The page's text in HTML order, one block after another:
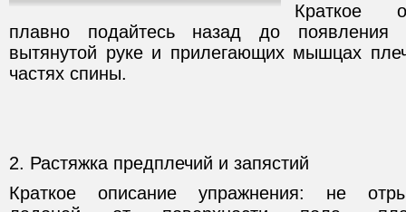
Краткое
плавно подайтесь назад до появления
вытянутой руке и прилегающих мышцах
частях спины.
2. Растяжка предплечий и запястий
Краткое описание упражнения: не